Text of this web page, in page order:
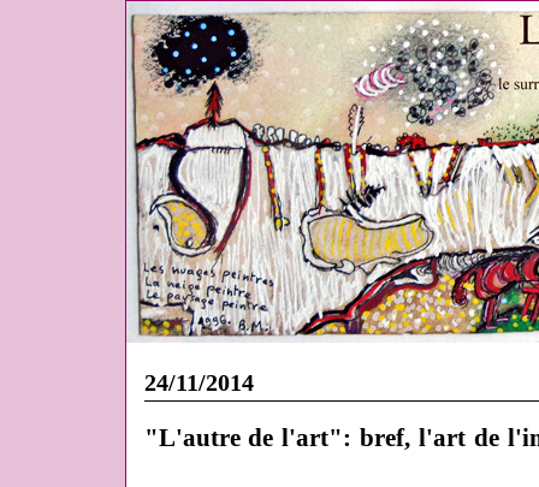
24/11/2014
"L'autre de l'art": bref, l'art de